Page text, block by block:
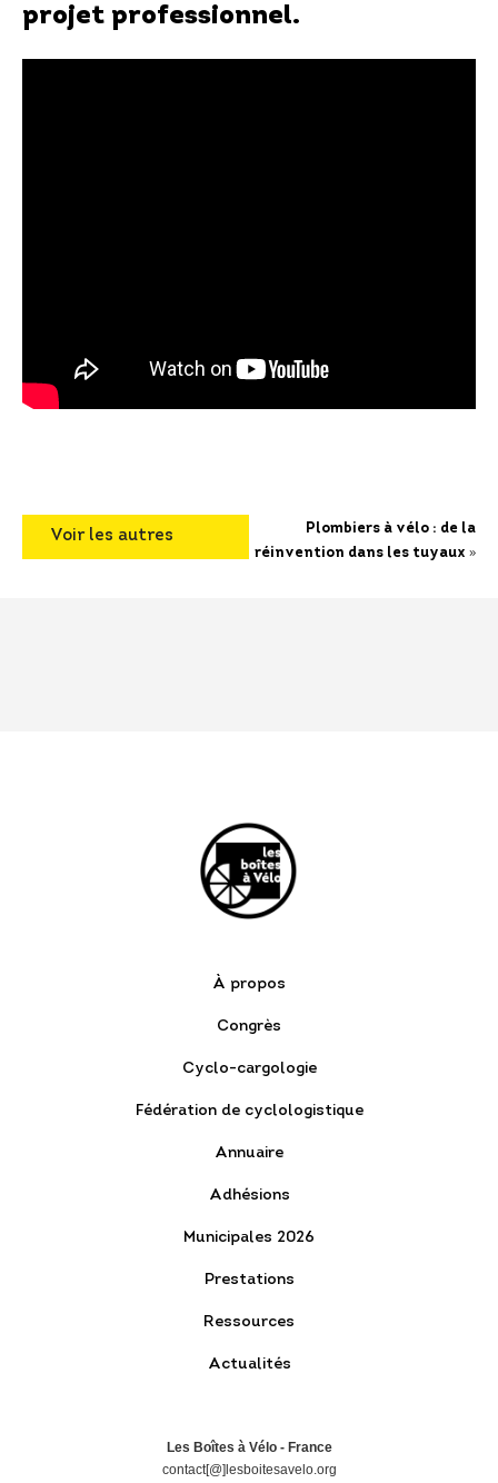
projet professionnel.
Voir les autres
Plombiers à vélo : de la
réinvention dans les tuyaux »
À propos
Congrès
Cyclo-cargologie
Fédération de cyclologistique
Annuaire
Adhésions
Municipales 2026
Prestations
Ressources
Actualités
Les Boîtes à Vélo - France
contact[@]lesboitesavelo.org